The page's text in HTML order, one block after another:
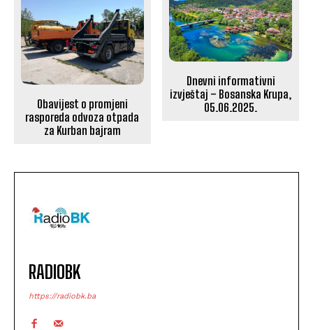
Obavijest o promjeni
rasporeda odvoza otpada
za Kurban bajram
Dnevni informativni
izvještaj – Bosanska Krupa,
05.06.2025.
RADIOBK
https://radiobk.ba